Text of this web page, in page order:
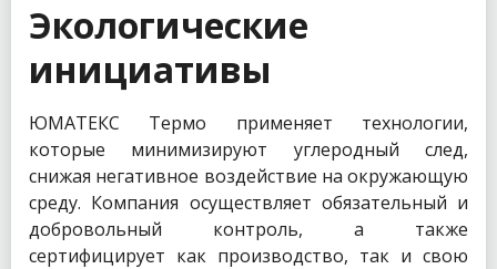
Экологические
инициативы
ЮМАТЕКС Термо применяет технологии,
которые минимизируют углеродный след,
снижая негативное воздействие на окружающую
среду. Компания осуществляет обязательный и
добровольный контроль, а также
сертифицирует как производство, так и свою